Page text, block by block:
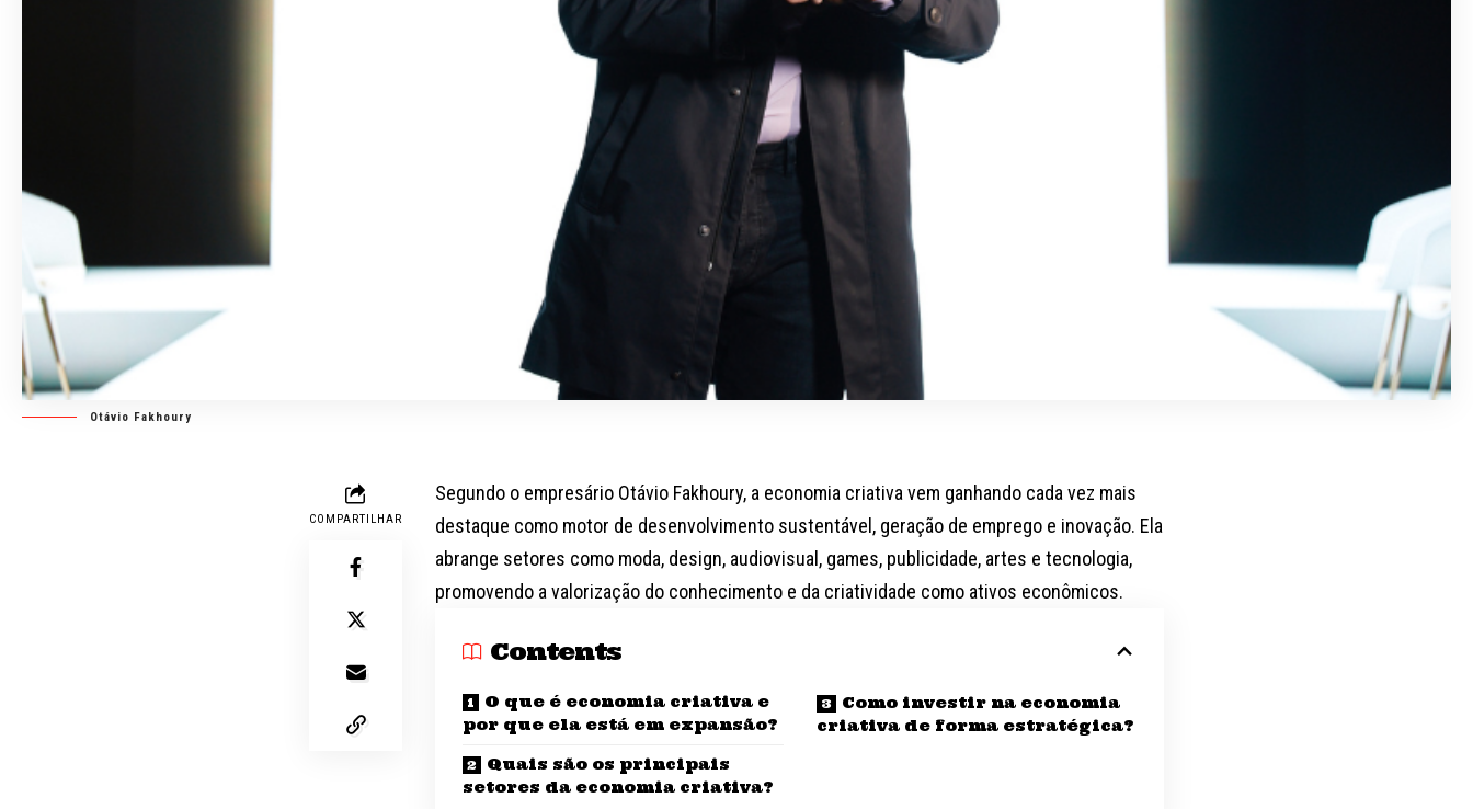
Otávio Fakhoury
COMPARTILHAR
Segundo o empresário Otávio Fakhoury, a economia criativa vem ganhando cada vez mais
destaque como motor de desenvolvimento sustentável, geração de emprego e inovação. Ela
abrange setores como moda, design, audiovisual, games, publicidade, artes e tecnologia,
promovendo a valorização do conhecimento e da criatividade como ativos econômicos.
Contents
O que é economia criativa e
por que ela está em expansão?
Quais são os principais
setores da economia criativa?
Como investir na economia
criativa de forma estratégica?